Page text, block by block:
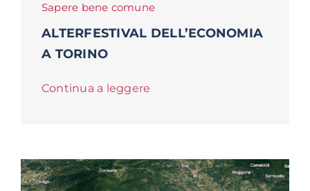
Sapere bene comune
ALTERFESTIVAL DELL’ECONOMIA
A TORINO
Continua a leggere